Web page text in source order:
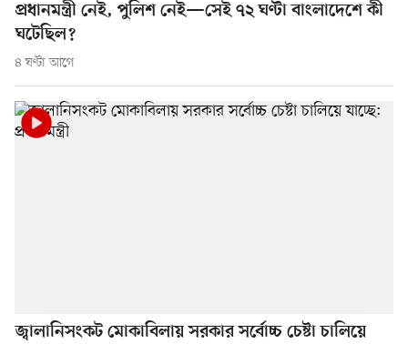
প্রধানমন্ত্রী নেই, পুলিশ নেই—সেই ৭২ ঘণ্টা বাংলাদেশে কী
ঘটেছিল?
৪ ঘণ্টা আগে
জ্বালানিসংকট মোকাবিলায় সরকার সর্বোচ্চ চেষ্টা চালিয়ে